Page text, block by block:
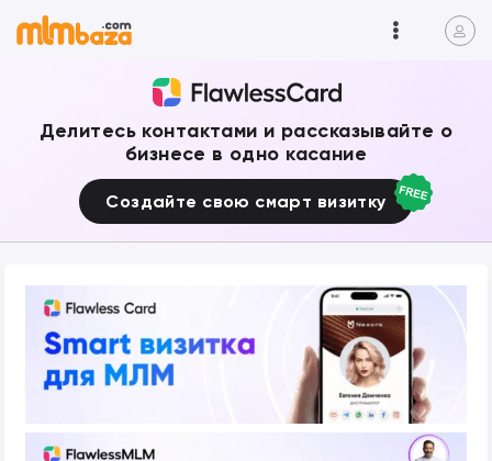
Делитесь контактами и рассказывайте о
бизнесе в одно касание
Создайте свою смарт визитку